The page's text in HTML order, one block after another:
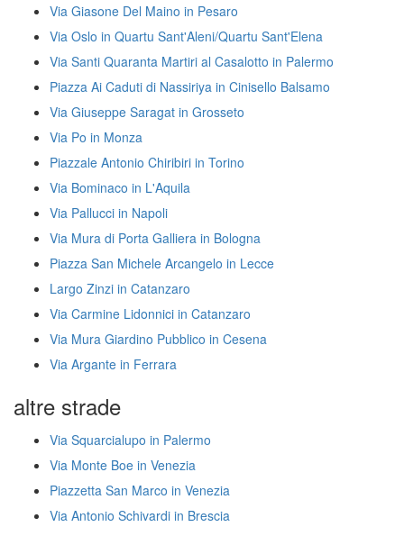
Via Giasone Del Maino in Pesaro
Via Oslo in Quartu Sant'Aleni/Quartu Sant'Elena
Via Santi Quaranta Martiri al Casalotto in Palermo
Piazza Ai Caduti di Nassiriya in Cinisello Balsamo
Via Giuseppe Saragat in Grosseto
Via Po in Monza
Piazzale Antonio Chiribiri in Torino
Via Bominaco in L'Aquila
Via Pallucci in Napoli
Via Mura di Porta Galliera in Bologna
Piazza San Michele Arcangelo in Lecce
Largo Zinzi in Catanzaro
Via Carmine Lidonnici in Catanzaro
Via Mura Giardino Pubblico in Cesena
Via Argante in Ferrara
altre strade
Via Squarcialupo in Palermo
Via Monte Boe in Venezia
Piazzetta San Marco in Venezia
Via Antonio Schivardi in Brescia